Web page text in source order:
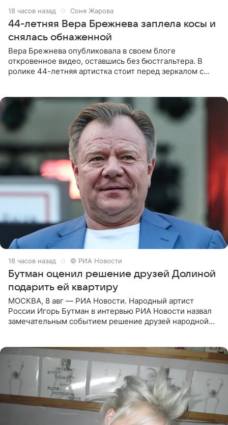
18 часов назад Соня Жарова
44-летняя Вера Брежнева заплела косы и
снялась обнаженной
Вера Брежнева опубликовала в своем блоге
откровенное видео, оставшись без бюстгальтера. В
ролике 44-летняя артистка стоит перед зеркалом с
18 часов назад © РИА Новости
Бутман оценил решение друзей Долиной
подарить ей квартиру
МОСКВА, 8 авг — РИА Новости. Народный артист
России Игорь Бутман в интервью РИА Новости назвал
замечательным событием решение друзей народной